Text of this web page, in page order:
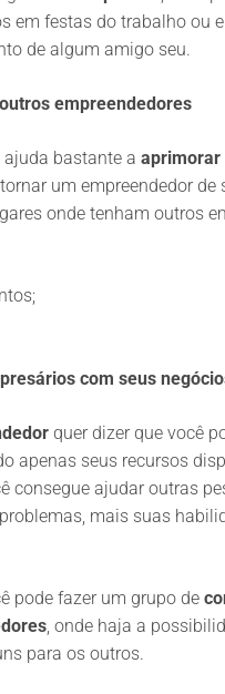
em festas do trabalho ou
de algum amigo seu.
empreendedores
bastante a aprimorar
um empreendedor de
onde tenham outros
com seus
quer dizer que você
apenas seus recursos
consegue ajudar outras
mais suas
pode fazer um grupo de
, onde haja a
para os outros.